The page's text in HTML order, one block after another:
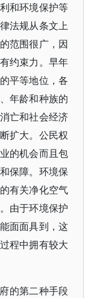
和环境保护等
法规从条文上
范围很广，因
约束力。早年
平等地位，各
年龄和种族的
亡和社会经济
扩大。公民权
的机会而且包
保障。环境保
有关净化空气
由于环境保护
面面具到，这
程中拥有较大
的第二种手段